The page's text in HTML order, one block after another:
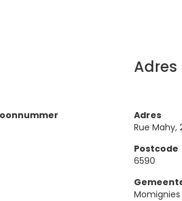
Adres
Adres
Rue Mahy,
Postcode
6590
Momignies